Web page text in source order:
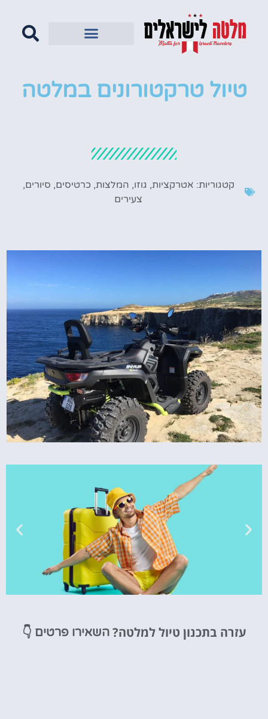
טיול טרקטורונים במלטה
קטגוריות: אטרקציות, גוזו, המלצות, כרטיסים, סיורים,
צעירים
מציאת
עזרה בתכנון טיול למלטה? השאירו פרטים 👇